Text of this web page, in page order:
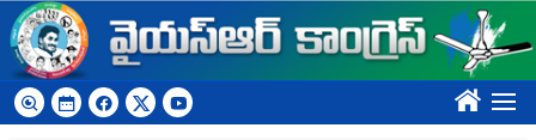
Skip to main content
????